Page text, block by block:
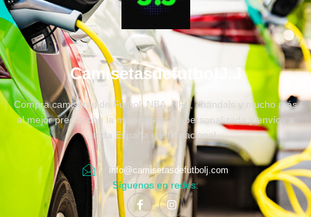
CamisetasdefutbolJ.J
Compra camisetas de Fútbol, NBA, NFL, chandals y mucho más
al mejor precio, con la mejor atención personalizada y envíos a
toda España e internacional.
info@camisetasdefutbolj.com
Síguenos en redes: